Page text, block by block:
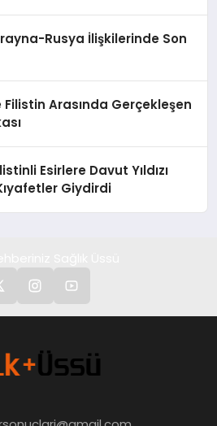
Rusya İlişkilerinde Son
Filistin Arasında Gerçekleşen
Esirlere Davut Yıldızı
Giydirdi